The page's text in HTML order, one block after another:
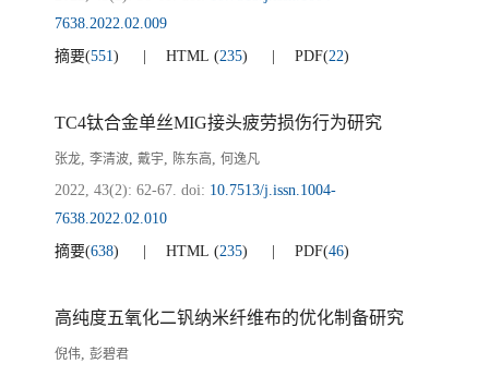
7638.2022.02.009
摘要(551) HTML (235) PDF(22)
TC4钛合金单丝MIG接头疲劳损伤行为研究
张龙, 李清波, 戴宇, 陈东高, 何逸凡
2022, 43(2): 62-67. doi: 10.7513/j.issn.1004-
7638.2022.02.010
摘要(638) HTML (235) PDF(46)
高纯度五氧化二钒纳米纤维布的优化制备研究
倪伟, 彭碧君